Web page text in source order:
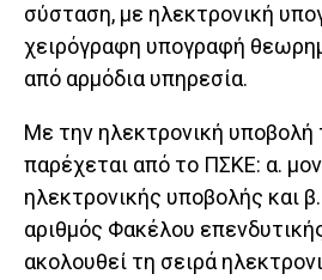
σύσταση, με ηλεκτρονική
χειρόγραφη υπογραφή
από αρμόδια υπηρεσία.
Με την ηλεκτρονική υποβολή
παρέχεται από το ΠΣΚΕ: α.
ηλεκτρονικής υποβολής και
αριθμός Φακέλου
ακολουθεί τη σειρά